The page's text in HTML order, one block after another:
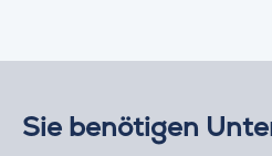
Sie benötigen